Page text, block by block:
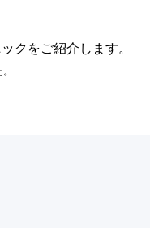
クをご紹介します。